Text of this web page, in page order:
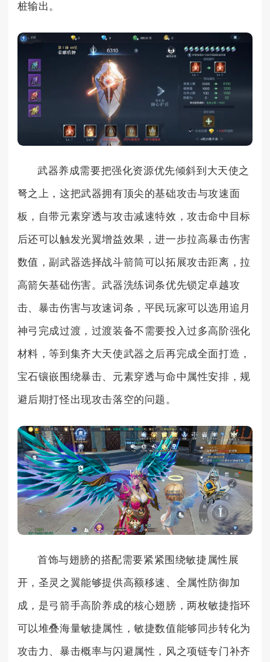
桩输出。
武器养成需要把强化资源优先倾斜到大天使之
弩之上，这把武器拥有顶尖的基础攻击与攻速面
板，自带元素穿透与攻击减速特效，攻击命中目标
后还可以触发光翼增益效果，进一步拉高暴击伤害
数值，副武器选择战斗箭筒可以拓展攻击距离，拉
高箭矢基础伤害。武器洗练词条优先锁定卓越攻
击、暴击伤害与攻速词条，平民玩家可以选用追月
神弓完成过渡，过渡装备不需要投入过多高阶强化
材料，等到集齐大天使武器之后再完成全面打造，
宝石镶嵌围绕暴击、元素穿透与命中属性安排，规
避后期打怪出现攻击落空的问题。
首饰与翅膀的搭配需要紧紧围绕敏捷属性展
开，圣灵之翼能够提供高额移速、全属性防御加
成，是弓箭手高阶养成的核心翅膀，两枚敏捷指环
可以堆叠海量敏捷属性，敏捷数值能够同步转化为
攻击力、暴击概率与闪避属性，风之项链专门补齐